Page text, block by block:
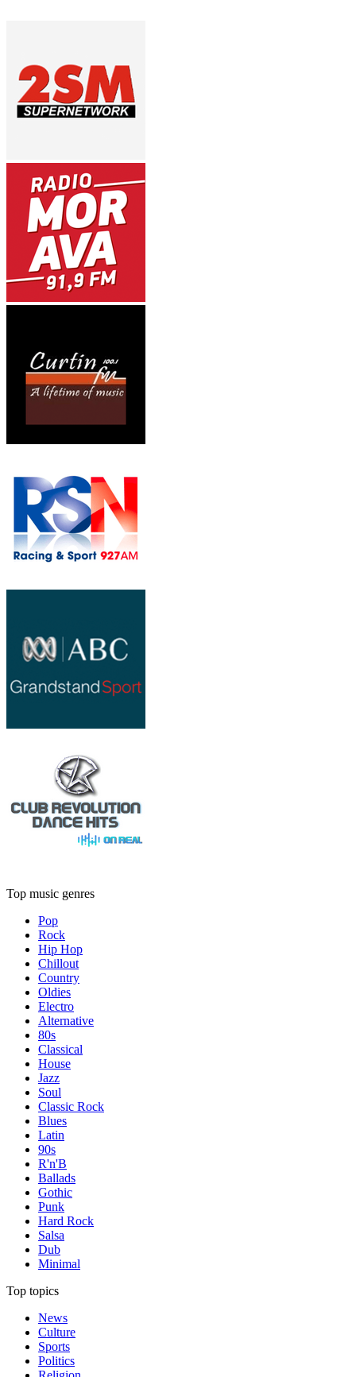
Top music genres
Pop
Rock
Hip Hop
Chillout
Country
Oldies
Electro
Alternative
80s
Classical
House
Jazz
Soul
Classic Rock
Blues
Latin
90s
R'n'B
Ballads
Gothic
Punk
Hard Rock
Salsa
Dub
Minimal
Top topics
News
Culture
Sports
Politics